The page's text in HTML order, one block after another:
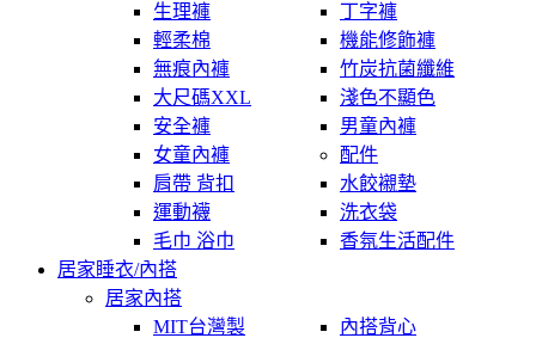
生理褲
丁字褲
輕柔棉
機能修飾褲
無痕內褲
竹炭抗菌纖維
大尺碼XXL
淺色不顯色
安全褲
男童內褲
女童內褲
配件
肩帶 背扣
水餃襯墊
運動襪
洗衣袋
毛巾 浴巾
香氛生活配件
居家睡衣/內搭
居家內搭
MIT台灣製
內搭背心